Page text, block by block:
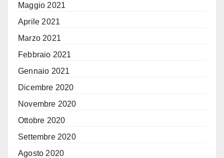
Maggio 2021
Aprile 2021
Marzo 2021
Febbraio 2021
Gennaio 2021
Dicembre 2020
Novembre 2020
Ottobre 2020
Settembre 2020
Agosto 2020